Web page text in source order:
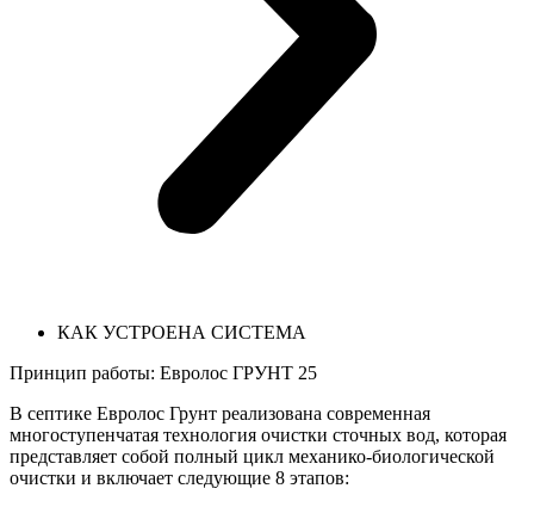
КАК УСТРОЕНА СИСТЕМА
Принцип работы: Евролос ГРУНТ 25
В септике Евролос Грунт реализована современная
многоступенчатая технология очистки сточных вод, которая
представляет собой полный цикл механико-биологической
очистки и включает следующие 8 этапов: